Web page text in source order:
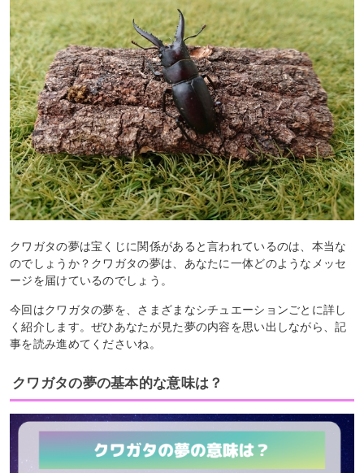
クワガタの夢は宝くじに関係があると言われているのは、本当な
のでしょうか？クワガタの夢は、あなたに一体どのようなメッセ
ージを届けているのでしょう。
今回はクワガタの夢を、さまざまなシチュエーションごとに詳し
く紹介します。ぜひあなたが見た夢の内容を思い出しながら、記
事を読み進めてくださいね。
クワガタの夢の基本的な意味は？